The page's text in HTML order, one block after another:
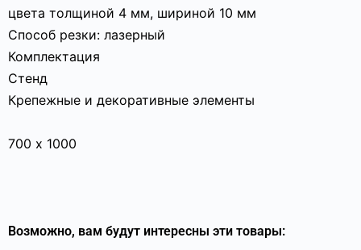
цвета толщиной 4 мм, шириной 10 мм
Способ резки: лазерный
Комплектация
Стенд
Крепежные и декоративные элементы
700 х 1000
Возможно, вам будут интересны эти товары: